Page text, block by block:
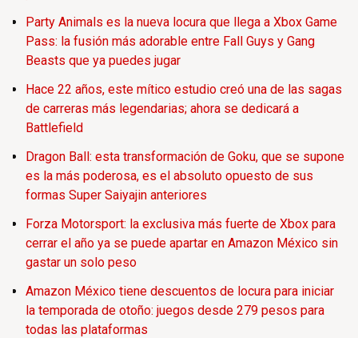
Party Animals es la nueva locura que llega a Xbox Game
Pass: la fusión más adorable entre Fall Guys y Gang
Beasts que ya puedes jugar
Hace 22 años, este mítico estudio creó una de las sagas
de carreras más legendarias; ahora se dedicará a
Battlefield
Dragon Ball: esta transformación de Goku, que se supone
es la más poderosa, es el absoluto opuesto de sus
formas Super Saiyajin anteriores
Forza Motorsport: la exclusiva más fuerte de Xbox para
cerrar el año ya se puede apartar en Amazon México sin
gastar un solo peso
Amazon México tiene descuentos de locura para iniciar
la temporada de otoño: juegos desde 279 pesos para
todas las plataformas